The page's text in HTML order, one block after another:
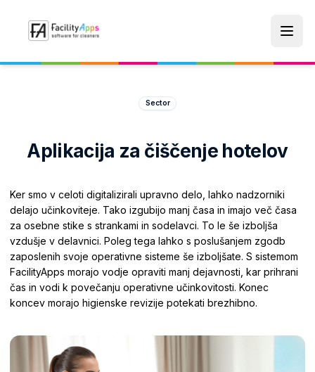
Sector
Aplikacija za čiščenje hotelov
Ker smo v celoti digitalizirali upravno delo, lahko nadzorniki
delajo učinkoviteje. Tako izgubijo manj časa in imajo več časa
za osebne stike s strankami in sodelavci. To le še izboljša
vzdušje v delavnici. Poleg tega lahko s poslušanjem zgodb
zaposlenih svoje operativne sisteme še izboljšate. S sistemom
FacilityApps morajo vodje opraviti manj dejavnosti, kar prihrani
čas in vodi k povečanju operativne učinkovitosti. Konec
koncev morajo higienske revizije potekati brezhibno.